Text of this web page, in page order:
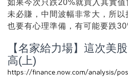
如果今次只跌20%就買入其實
未必賺，中間波幅非常大，所
也要有心理準備，有可能要跌
【名家給力場】這次美
高(上)
https://finance.now.com/analysis/